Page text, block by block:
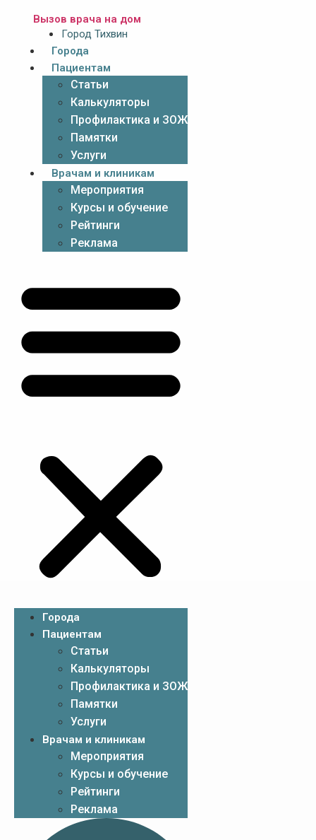
Вызов врача на дом
Город Тихвин
Города
Пациентам
Статьи
Калькуляторы
Профилактика и ЗОЖ
Памятки
Услуги
Врачам и клиникам
Мероприятия
Курсы и обучение
Рейтинги
Реклама
Города
Пациентам
Статьи
Калькуляторы
Профилактика и ЗОЖ
Памятки
Услуги
Врачам и клиникам
Мероприятия
Курсы и обучение
Рейтинги
Реклама